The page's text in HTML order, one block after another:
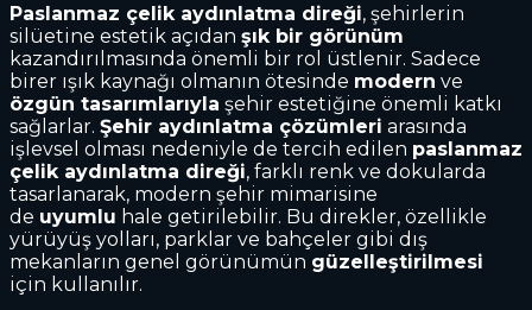
Paslanmaz çelik aydınlatma direği, şehirlerin
silüetine estetik açıdan şık bir görünüm
kazandırılmasında önemli bir rol üstlenir. Sadece
birer ışık kaynağı olmanın ötesinde modern ve
özgün tasarımlarıyla şehir estetiğine önemli katkı
sağlarlar. Şehir aydınlatma çözümleri arasında
işlevsel olması nedeniyle de tercih edilen paslanmaz
çelik aydınlatma direği, farklı renk ve dokularda
tasarlanarak, modern şehir mimarisine
de uyumlu hale getirilebilir. Bu direkler, özellikle
yürüyüş yolları, parklar ve bahçeler gibi dış
mekanların genel görünümün güzelleştirilmesi
için kullanılır.